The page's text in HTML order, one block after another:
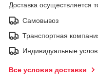
Доставка осуществляется
Самовывоз
Транспортная
Индивидуальные
Все условия доставки